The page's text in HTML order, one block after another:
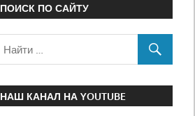
ПОИСК ПО САЙТУ
НАШ КАНАЛ НА YOUTUBE